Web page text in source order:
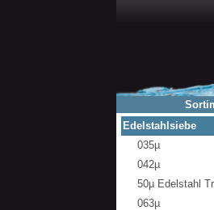
Edelstahlsiebe
035µ
042µ
50µ Edelstahl
063µ